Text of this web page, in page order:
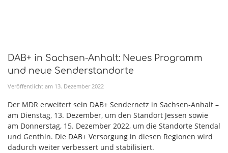
DAB+ in Sachsen-Anhalt: Neues Programm
und neue Senderstandorte
Veröffentlicht am 13. Dezember 2022
Der MDR erweitert sein DAB+ Sendernetz in Sachsen-Anhalt –
am Dienstag, 13. Dezember, um den Standort Jessen sowie
am Donnerstag, 15. Dezember 2022, um die Standorte Stendal
und Genthin. Die DAB+ Versorgung in diesen Regionen wird
dadurch weiter verbessert und stabilisiert.